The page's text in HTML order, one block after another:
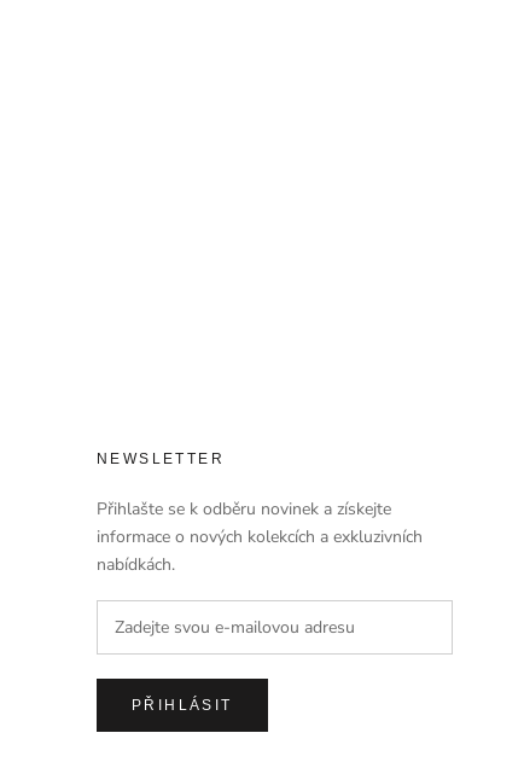
NEWSLETTER
Přihlašte se k odběru novinek a získejte
informace o nových kolekcích a exkluzivních
nabídkách.
PŘIHLÁSIT